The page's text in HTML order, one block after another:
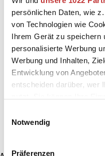
persönlichen Daten, wie
von Technologien wie
Ihrem Gerät zu speichern
personalisierte Werbung
Werbung und Inhalten,
Entwicklung von
entscheiden darüber, wer
Trigger Symbol ändern
Notwendig
Präferenzen